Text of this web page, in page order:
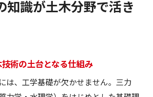
知識が土木分野で活き
術の土台となる仕組み
は、工学基礎が欠かせません。三力